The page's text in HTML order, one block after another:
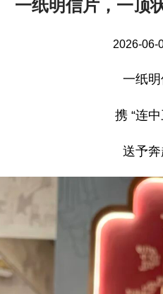
一纸明信片，一顶
2026-06-
一纸
携 “连
送予